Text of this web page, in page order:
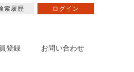
登録 お問い合わせ
索履歴 ログイン